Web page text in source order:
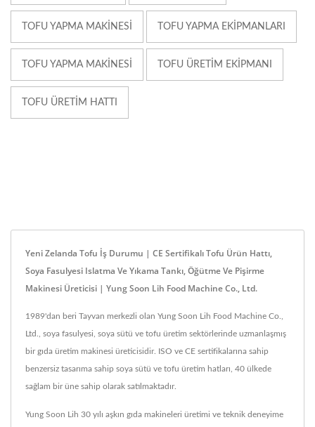
TOFU YAPMA MAKINESI TOFU YAPMA EKIPMANLARI
TOFU YAPMA MAKINESI TOFU ÜRETIM EKIPMANI
TOFU ÜRETIM HATTI
Yeni Zelanda Tofu İş Durumu | CE Sertifikalı Tofu Ürün Hattı,
Soya Fasulyesi Islatma Ve Yıkama Tankı, Öğütme Ve Pişirme
Makinesi Üreticisi | Yung Soon Lih Food Machine Co., Ltd.
1989'dan beri Tayvan merkezli olan Yung Soon Lih Food Machine Co.,
Ltd., soya fasulyesi, soya sütü ve tofu üretim sektörlerinde uzmanlaşmış
bir gıda üretim makinesi üreticisidir. ISO ve CE sertifikalarına sahip
benzersiz tasarıma sahip soya sütü ve tofu üretim hatları, 40 ülkede
sağlam bir üne sahip olarak satılmaktadır.
Yung Soon Lih 30 yılı aşkın gıda makineleri üretimi ve teknik deneyime